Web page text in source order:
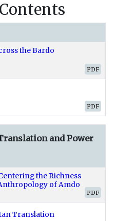
the Bardo
PDF
PDF
Translation and Power
the Richness
of Amdo
PDF
Translation